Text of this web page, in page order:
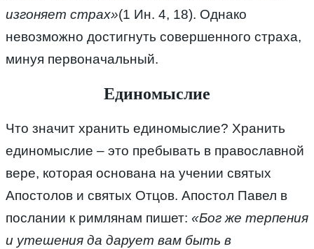
изгоняет страх»(1 Ин. 4, 18). Однако
невозможно достигнуть совершенного страха,
минуя первоначальный.
Единомыслие
Что значит хранить единомыслие? Хранить
единомыслие – это пребывать в православной
вере, которая основана на учении святых
Апостолов и святых Отцов. Апостол Павел в
послании к римлянам пишет: «Бог же терпения
и утешения да дарует вам быть в